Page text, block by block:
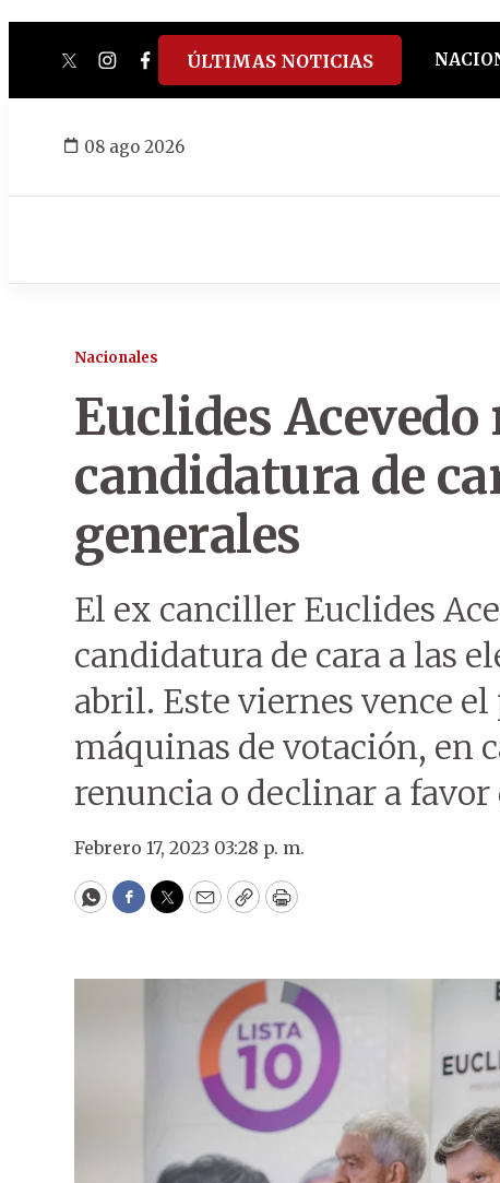
twitterinstagram
facebook
tiktokyoutube
spotify
ÚLTIMAS NOTICIAS
08 ago 2026
Nacionales
Euclides
candidatura de
generales
El ex canciller Euclides
candidatura de cara a las
abril. Este viernes vence
máquinas de votación, en
renuncia o declinar a favor
Febrero 17, 2023 03:28 p. m.
WhatsApp
Facebook
Twitter
EmailCopyPrint